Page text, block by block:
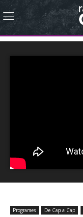
Programes De Cap a Cap